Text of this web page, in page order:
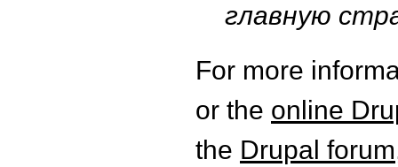
главную
For more
or the online
the Drupal forum